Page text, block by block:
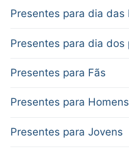
Presentes para dia das
Presentes para dia dos
Presentes para Fãs
Presentes para Homens
Presentes para Jovens